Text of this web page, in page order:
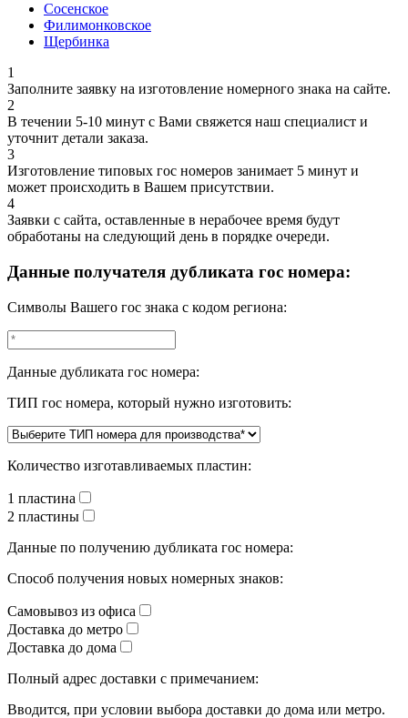
Сосенское
Филимонковское
Щербинка
1
Заполните заявку на изготовление номерного знака на сайте.
2
В течении 5-10 минут с Вами свяжется наш специалист и
уточнит детали заказа.
3
Изготовление типовых гос номеров занимает 5 минут и
может происходить в Вашем присутствии.
4
Заявки с сайта, оставленные в нерабочее время будут
обработаны на следующий день в порядке очереди.
Данные получателя дубликата гос номера:
Символы Вашего гос знака с кодом региона:
Данные дубликата гос номера:
ТИП гос номера, который нужно изготовить:
Количество изготавливаемых пластин:
1 пластина
2 пластины
Данные по получению дубликата гос номера:
Способ получения новых номерных знаков:
Самовывоз из офиса
Доставка до метро
Доставка до дома
Полный адрес доставки с примечанием:
Вводится, при условии выбора доставки до дома или метро.